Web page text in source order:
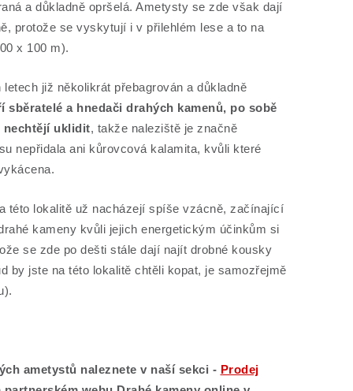
a důkladně opršelá. Ametysty se zde však dají
protože se vyskytují i v přilehlém lese a to na
x 100 m).
již několikrát přebagrován a důkladně
sběratelé a hnedači drahých kamenů, po sobě
nechtějí uklidit, takže naleziště je značně
nepřidala ani kůrovcová kalamita, kvůli které
této lokalitě už nacházejí spíše vzácně, začínající
kameny kvůli jejich energetickým účinkům si
se zde po dešti stále dají najít drobné kousky
by jste na této lokalitě chtěli kopat, je samozřejmě
ametystů naleznete v naší sekci - Prodej